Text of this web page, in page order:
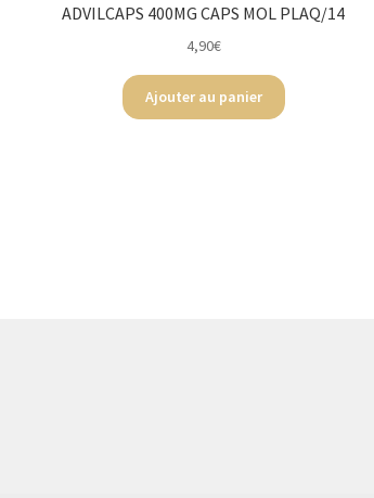
ADVILCAPS 400MG CAPS MOL PLAQ/14
4,90€
Ajouter au panier